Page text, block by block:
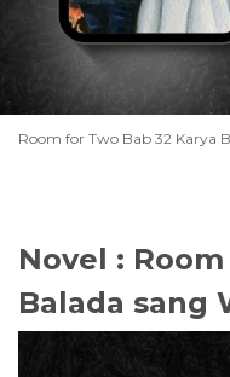
Room for Two Bab 32 Karya
Novel :
Balada sang